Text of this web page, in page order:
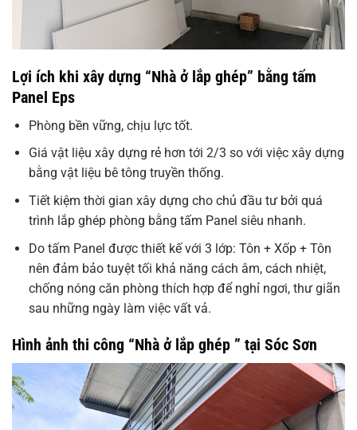
Lợi ích khi xây dựng “Nhà ở lắp ghép” bằng tấm
Panel Eps
Phòng bền vững, chịu lực tốt.
Giá vật liệu xây dựng rẻ hơn tới 2/3 so với việc xây dựng
bằng vật liệu bê tông truyền thống.
Tiết kiệm thời gian xây dựng cho chủ đầu tư bởi quá
trình lắp ghép phòng bằng tấm Panel siêu nhanh.
Do tấm Panel được thiết kế với 3 lớp: Tôn + Xốp + Tôn
nên đảm bảo tuyệt tối khả năng cách âm, cách nhiệt,
chống nóng căn phòng thích hợp để nghỉ ngơi, thư giãn
sau những ngày làm việc vất vả.
Hình ảnh thi công “Nhà ở lắp ghép ” tại Sóc Sơn